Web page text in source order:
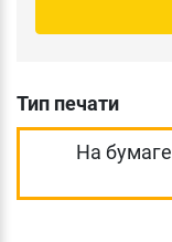
Тип печати
На бумаге